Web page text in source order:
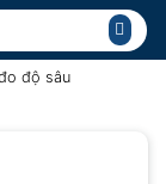
độ sâu